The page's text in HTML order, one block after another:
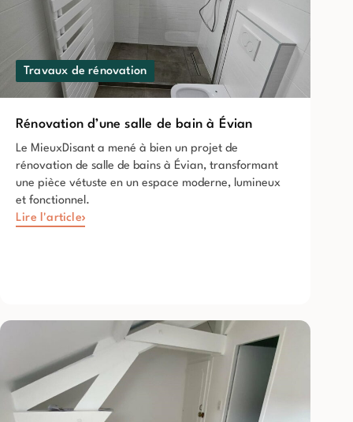
Travaux de rénovation
Rénovation d’une salle de bain à Évian
Le MieuxDisant a mené à bien un projet de
rénovation de salle de bains à Évian, transformant
une pièce vétuste en un espace moderne, lumineux
et fonctionnel.
Lire l'article